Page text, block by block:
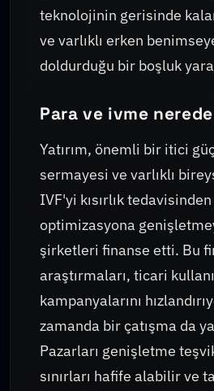
teknolojinin gerisinde
ve varlıklı erken
doldurduğu bir boşluk
Para ve ivme
Yatırım, önemli bir itici
sermayesi ve varlıklı
IVF'yi kısırlık
optimizasyona
şirketleri finanse etti. Bu
araştırmaları, ticari
kampanyalarını
zamanda bir çatışma da
Pazarları genişletme
sınırları hafife alabilir ve